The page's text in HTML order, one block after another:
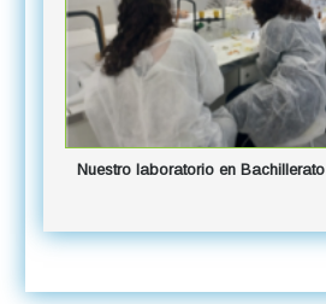
Nuestro laboratorio en Bachillerato